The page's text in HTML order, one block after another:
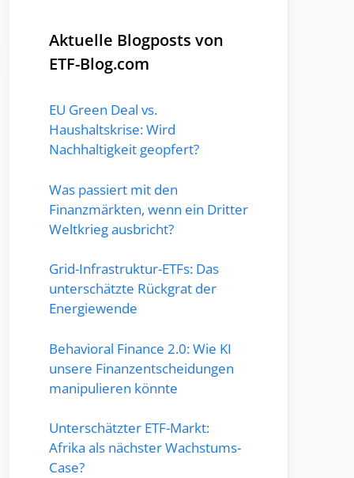
Aktuelle Blogposts von
ETF-Blog.com
EU Green Deal vs.
Haushaltskrise: Wird
Nachhaltigkeit geopfert?
Was passiert mit den
Finanzmärkten, wenn ein Dritter
Weltkrieg ausbricht?
Grid-Infrastruktur-ETFs: Das
unterschätzte Rückgrat der
Energiewende
Behavioral Finance 2.0: Wie KI
unsere Finanzentscheidungen
manipulieren könnte
Unterschätzter ETF-Markt:
Afrika als nächster Wachstums-
Case?